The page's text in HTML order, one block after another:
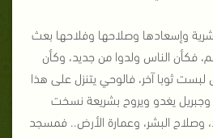
وإسعادها وصلاحها وفلاحها بعث
فكأن الناس ولدوا من جديد، وكأن
لبست ثوبا آخر، فالوحي يتنزل على هذا
وجبريل يغدو ويروح بشريعة نسخت
وصلاح البشر، وعمارة الأرض.. فمسجد